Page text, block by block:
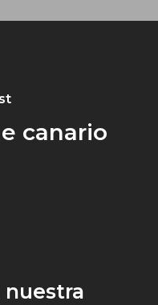
canario
nuestra